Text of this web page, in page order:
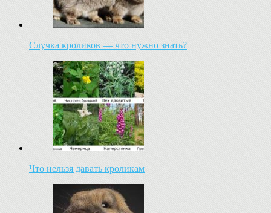
Случка кроликов — что нужно знать?
Что нельзя давать кроликам